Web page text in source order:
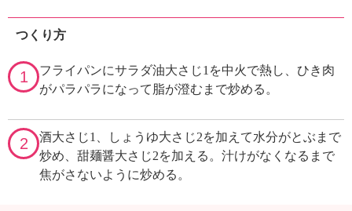
つくり方
1
フライパンにサラダ油大さじ1を中火で熱し、ひき肉
がパラパラになって脂が澄むまで炒める。
2
酒大さじ1、しょうゆ大さじ2を加えて水分がとぶまで
炒め、甜麺醤大さじ2を加える。汁けがなくなるまで
焦がさないように炒める。